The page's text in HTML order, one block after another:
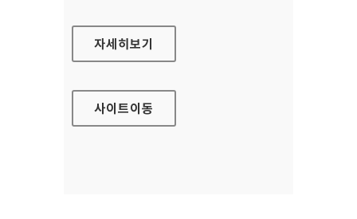
국립보건연구원 홈페이지
자세히보기
사이트이동